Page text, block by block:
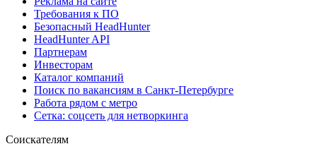
Требования к ПО
Безопасный HeadHunter
HeadHunter API
Партнерам
Инвесторам
Каталог компаний
Поиск по вакансиям в Санкт-Петербурге
Работа рядом с метро
Сетка: соцсеть для нетворкинга
Соискателям